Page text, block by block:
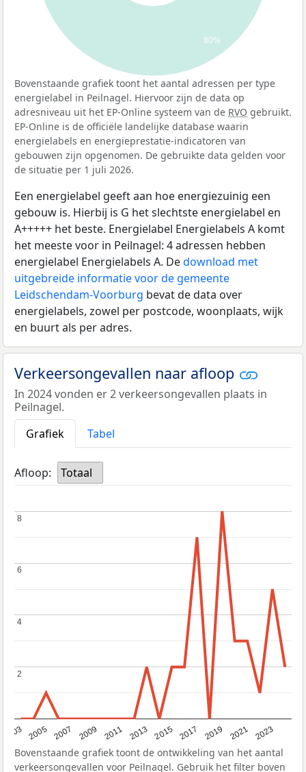
80%
Bovenstaande grafiek toont het aantal adressen per type
energielabel in Peilnagel. Hiervoor zijn de data op
adresniveau uit het EP-Online systeem van de RVO gebruikt.
EP-Online is de officiële landelijke database waarin
energielabels en energieprestatie-indicatoren van
gebouwen zijn opgenomen. De gebruikte data gelden voor
de situatie per 1 juli 2026.
Een energielabel geeft aan hoe energiezuinig een
gebouw is. Hierbij is G het slechtste energielabel en
A+++++ het beste. Energielabel Energielabels A komt
het meeste voor in Peilnagel: 4 adressen hebben
energielabel Energielabels A. Dedownload met
uitgebreide informatie voor de gemeente
Leidschendam-Voorburg bevat de data over
energielabels, zowel per postcode, woonplaats, wijk
en buurt als per adres.
Verkeersongevallen naar afloop
In 2024 vonden er 2 verkeersongevallen plaats in
Peilnagel.
Grafiek
Tabel
Afloop: Totaal
2003 2005 2007 2009 2011 2013 2015 2017 2019 2021 2023
2
2
4
4
6
6
8
8
Bovenstaande grafiek toont de ontwikkeling van het aantal
verkeersongevallen voor Peilnagel. Gebruik het filter boven